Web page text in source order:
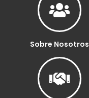
Sobre Nosotros